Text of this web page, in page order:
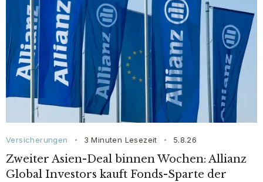
Versicherungen • 3 Minuten Lesezeit • 5.8.26
Zweiter Asien-Deal binnen Wochen: Allianz
Global Investors kauft Fonds-Sparte der